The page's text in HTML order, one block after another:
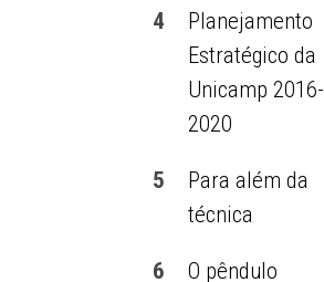
4
Planejamento
Estratégico da
Unicamp 2016-
2020
5
Para além da
técnica
6
O pêndulo